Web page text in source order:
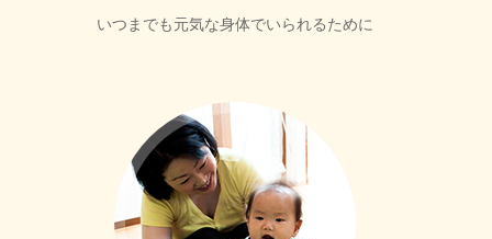
いつまでも元気な身体でいられるために